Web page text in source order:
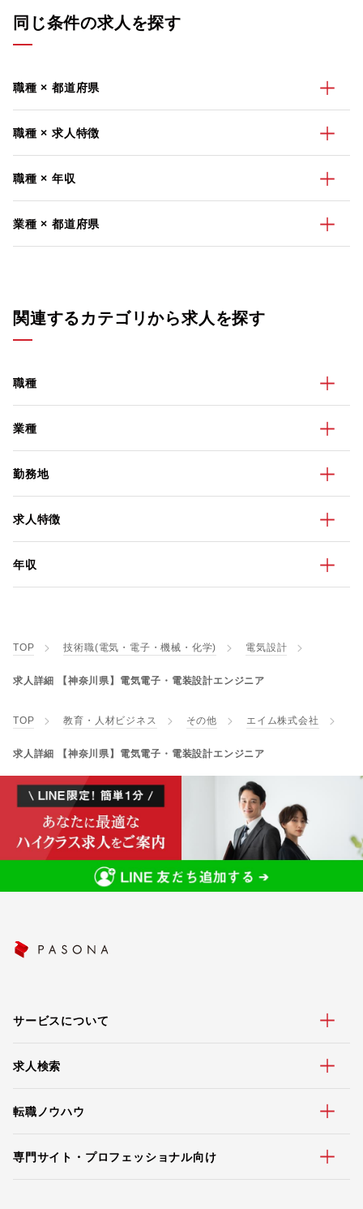
同じ条件の求人を探す
職種 × 都道府県
職種 × 求人特徴
職種 × 年収
業種 × 都道府県
関連するカテゴリから求人を探す
職種
業種
勤務地
求人特徴
年収
TOP 技術職(電気・電子・機械・化学) 電気設計
求人詳細 【神奈川県】電気電子・電装設計エンジニア
TOP 教育・人材ビジネス その他 エイム株式会社
求人詳細 【神奈川県】電気電子・電装設計エンジニア
サービスについて
求人検索
転職ノウハウ
専門サイト・プロフェッショナル向け